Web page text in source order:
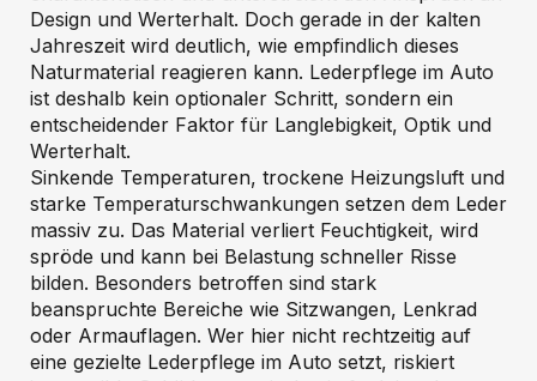
Design und Werterhalt. Doch gerade in der kalten
Jahreszeit wird deutlich, wie empfindlich dieses
Naturmaterial reagieren kann. Lederpflege im Auto
ist deshalb kein optionaler Schritt, sondern ein
entscheidender Faktor für Langlebigkeit, Optik und
Werterhalt.
Sinkende Temperaturen, trockene Heizungsluft und
starke Temperaturschwankungen setzen dem Leder
massiv zu. Das Material verliert Feuchtigkeit, wird
spröde und kann bei Belastung schneller Risse
bilden. Besonders betroffen sind stark
beanspruchte Bereiche wie Sitzwangen, Lenkrad
oder Armauflagen. Wer hier nicht rechtzeitig auf
eine gezielte Lederpflege im Auto setzt, riskiert